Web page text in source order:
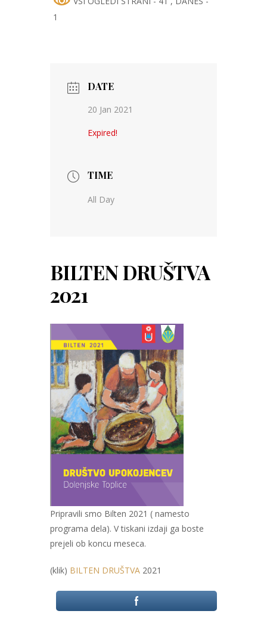
1
DATE
20 Jan 2021
Expired!
TIME
All Day
BILTEN DRUŠTVA
2021
Pripravili smo Bilten 2021 ( namesto
programa dela). V tiskani izdaji ga boste
prejeli ob koncu meseca.
(klik) BILTEN DRUŠTVA 2021